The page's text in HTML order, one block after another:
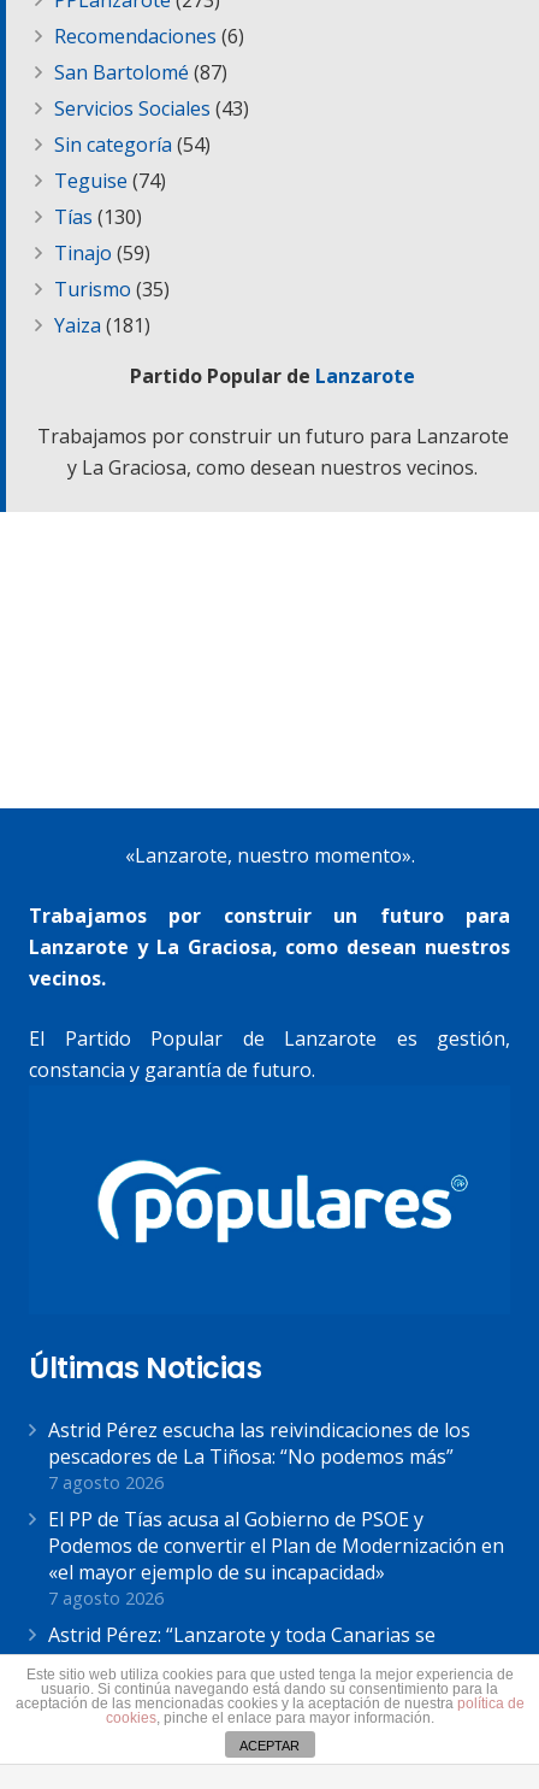
Recomendaciones (6)
San Bartolomé (87)
Servicios Sociales (43)
Sin categoría (54)
Teguise (74)
Tías (130)
Tinajo (59)
Turismo (35)
Yaiza (181)
Partido Popular de Lanzarote
Trabajamos por construir un futuro para Lanzarote
y La Graciosa, como desean nuestros vecinos.
«Lanzarote, nuestro momento».
Trabajamos por construir un futuro para
Lanzarote y La Graciosa, como desean nuestros
vecinos.
El Partido Popular de Lanzarote es gestión,
constancia y garantía de futuro.
Últimas Noticias
Astrid Pérez escucha las reivindicaciones de los
pescadores de La Tiñosa: “No podemos más”
7 agosto 2026
El PP de Tías acusa al Gobierno de PSOE y
Podemos de convertir el Plan de Modernización en
«el mayor ejemplo de su incapacidad»
7 agosto 2026
Astrid Pérez: “Lanzarote y toda Canarias se
solidariza con Ceuta: España no puede seguir sin
una política migratoria de Estado”
31 julio 2026
Este sitio web utiliza cookies para que usted tenga la mejor experiencia de
usuario. Si continúa navegando está dando su consentimiento para la
aceptación de las mencionadas cookies y la aceptación de nuestra política de
cookies, pinche el enlace para mayor información.
ACEPTAR